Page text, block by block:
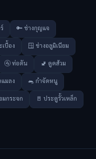
🔑 ช่างกุญแจ
บื้อง 🪟 ช่างอลูมิเนียม
🚰 ท่อตัน 🚽 ดูดส้วม
มลง 🐀 กำจัดหนู
มกระจก 🚪 ประตูรั้วเหล็ก